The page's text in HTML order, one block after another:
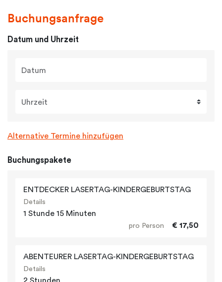
Buchungsanfrage
Datum und Uhrzeit
Datum
Uhrzeit
Alternative Termine hinzufügen
Buchungspakete
ENTDECKER LASERTAG-KINDERGEBURTSTAG
Details
1 Stunde 15 Minuten
pro Person € 17,50
ABENTEURER LASERTAG-KINDERGEBURTSTAG
Details